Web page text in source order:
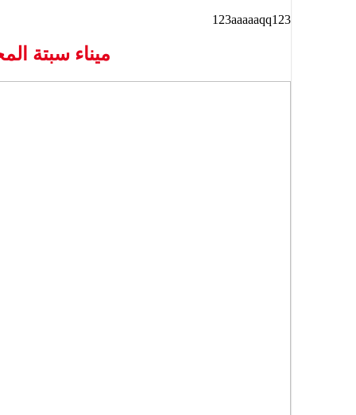
123aaaaaqq123
ميناء سبتة المحتلة يستقبل 180 ألف